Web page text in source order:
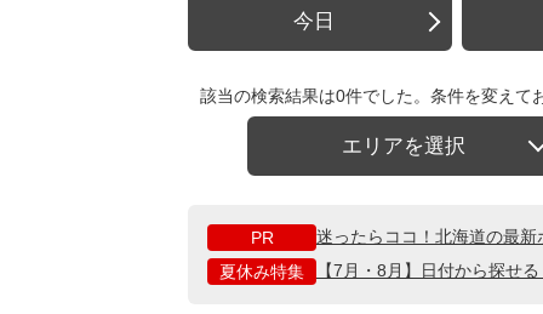
今日
該当の検索結果は0件でした。条件を変えて
エリアを選択
PR
迷ったらココ！北海道の最
夏休み特集
【7月・8月】日付から探せ